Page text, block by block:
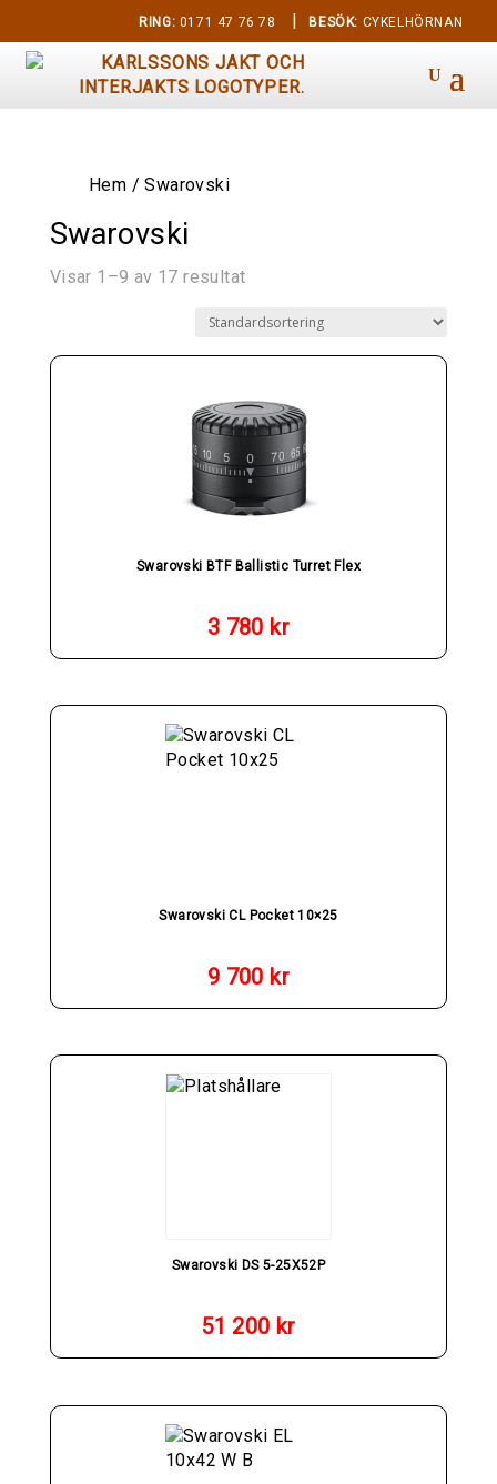
RING: 0171 47 76 78 | BESÖK: CYKELHÖRNAN
Hem / Swarovski
Swarovski
Visar 1–9 av 17 resultat
Swarovski BTF Ballistic Turret Flex
3 780 kr
Swarovski CL Pocket 10×25
9 700 kr
Swarovski DS 5-25X52P
51 200 kr